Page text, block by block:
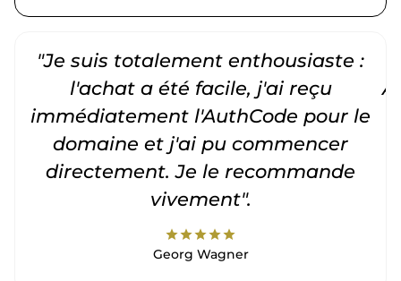
"Je suis totalement enthousiaste :
l'achat a été facile, j'ai reçu
immédiatement l'AuthCode pour le
domaine et j'ai pu commencer
directement. Je le recommande
vivement".
starstarstarstarstar
Georg Wagner